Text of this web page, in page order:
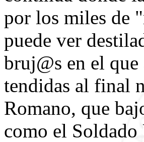
por los miles de
puede ver
bruj@s en el
tendidas al final
Romano, que
como el